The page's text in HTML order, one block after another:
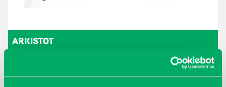
ARKISTOT